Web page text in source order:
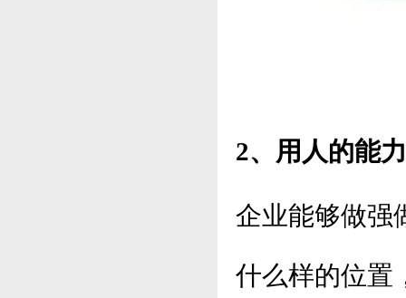
2、用人的能力
企业能够做强
什么样的位置